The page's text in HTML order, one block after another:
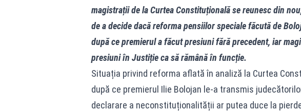
magistrații de la Curtea Constituțională se reunesc din
de a decide dacă reforma pensiilor speciale făcută de
după ce premierul a făcut presiuni fără precedent, iar
presiuni în Justiție ca să rămână în funcție.
Situația privind reforma aflată în analiză la Curtea
după ce premierul Ilie Bolojan le-a transmis
declarare a neconstituționalității ar putea duce la